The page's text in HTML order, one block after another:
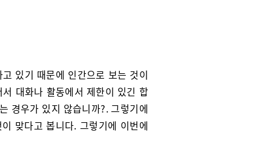
있기 때문에 인간으로 보는 것이
대화나 활동에서 제한이 있긴 합
경우가 있지 않습니까?. 그렇기에
맞다고 봅니다. 그렇기에 이번에